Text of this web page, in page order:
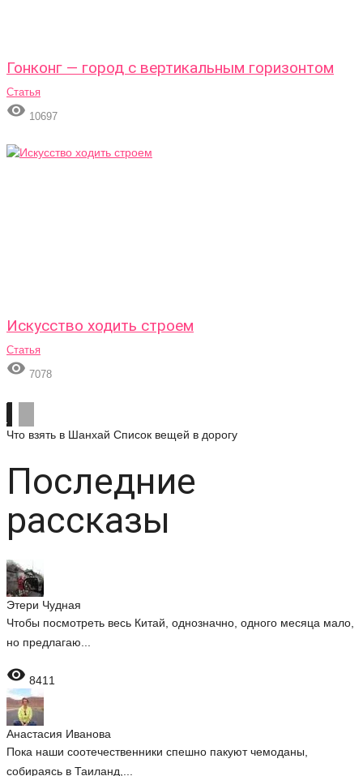
Гонконг — город с вертикальным горизонтом
Статья
 10697
Искусство ходить строем
Статья
 7078
Что взять в Шанхай Список вещей в дорогу
Последние
рассказы
Этери Чудная
Чтобы посмотреть весь Китай, однозначно, одного месяца мало,
но предлагаю...
 8411
Анастасия Иванова
Пока наши соотечественники спешно пакуют чемоданы,
собираясь в Таиланд,...